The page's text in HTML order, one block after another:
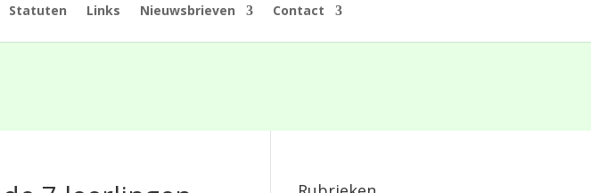
Statuten Links Nieuwsbrieven Contact